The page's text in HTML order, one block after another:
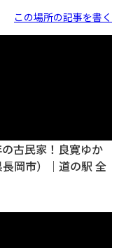
この場所の記事を書く
古民家！良寛ゆか
岡市）｜道の駅 全